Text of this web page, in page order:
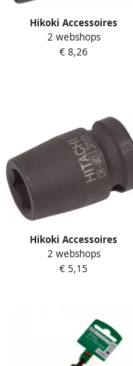
Hikoki Accessoires
Krachtdop Sw 14Mm 1 2"
Vierk. 85L 751830
2 webshops
€ 8,26
Hikoki Accessoires
Krachtdop Sw 10Mm 1 2"
Vierk. 38L 751802
2 webshops
€ 5,15